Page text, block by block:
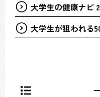
大学生の健康ナビ
大学生が狙われる